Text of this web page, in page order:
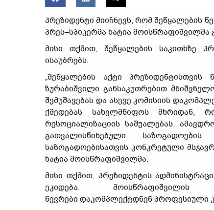
პრეზიდენტი მიიჩნევს, რომ შეწყალების
პრეს–სპიკერმა ხატია მოისწრაფიშვილმა
მისი თქმით, შეწყალების საკითხზე
ისაუბრებს.
„შეწყალების აქტი
ზურაბიშვილი განსაკუთრებით
შემუშავებას და ასევე კომისიის
ქმედებას სახელმწიფოს მხრიდან,
რესოციალიზაციის საშუალებას.
გათვალისწინებული
საზოგადოებისათვის კონკრეტული
ხატია მოისწრაფიშვილმა.
მისი თქმით, პრეზიდენტის
ეკიდება.
წევრები დაკომპლექტდნენ პროფესიული